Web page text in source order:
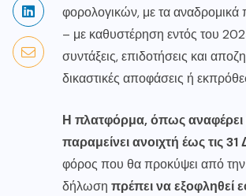
φορολογικών, με τα
– με καθυστέρηση εντός του
συντάξεις, επιδοτήσεις και
δικαστικές αποφάσεις ή
Η πλατφόρμα, όπως
παραμείνει ανοιχτή έως τις
φόρος που θα προκύψει από
δήλωση πρέπει να εξοφληθεί